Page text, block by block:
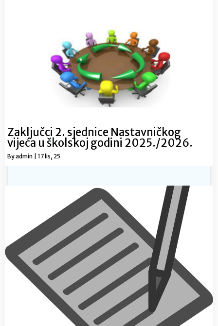
Zaključci 2. sjednice Nastavničkog
vijeća u školskoj godini 2025./2026.
Byadmin 17 lis, 25